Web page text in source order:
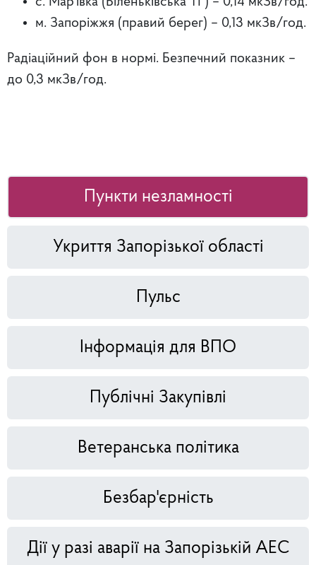
м. Запоріжжя (правий берег) – 0,13 мкЗв/год.
Радіаційний фон в нормі. Безпечний показник –
до 0,3 мкЗв/год.
Пункти незламності
Укриття Запорізької області
Пульс
Інформація для ВПО
Публічні Закупівлі
Ветеранська політика
Безбар'єрність
Дії у разі аварії на Запорізькій АЕС